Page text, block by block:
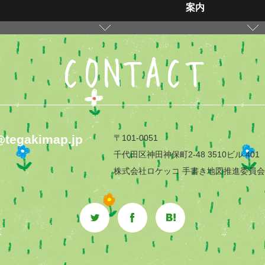
案内
CONTACT
〒101-0051
千代田区神田神保町2-48 3510ビル 401
株式会社ロケッコ 手書き地図推進委員